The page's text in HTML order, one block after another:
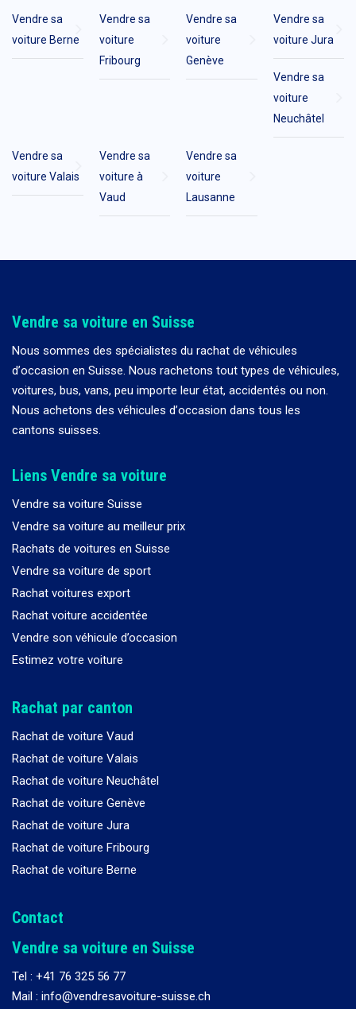
Vendre sa
voiture Berne
Vendre sa
voiture
Fribourg
Vendre sa
voiture
Genève
Vendre sa
voiture Jura
Vendre sa
voiture
Neuchâtel
Vendre sa
voiture Valais
Vendre sa
voiture à
Vaud
Vendre sa
voiture
Lausanne
Vendre sa voiture en Suisse
Nous sommes des spécialistes du rachat de véhicules
d’occasion en Suisse. Nous rachetons tout types de véhicules,
voitures, bus, vans, peu importe leur état, accidentés ou non.
Nous achetons des véhicules d’occasion dans tous les
cantons suisses.
Liens Vendre sa voiture
Vendre sa voiture Suisse
Vendre sa voiture au meilleur prix
Rachats de voitures en Suisse
Vendre sa voiture de sport
Rachat voitures export
Rachat voiture accidentée
Vendre son véhicule d’occasion
Estimez votre voiture
Rachat par canton
Rachat de voiture Vaud
Rachat de voiture Valais
Rachat de voiture Neuchâtel
Rachat de voiture Genève
Rachat de voiture Jura
Rachat de voiture Fribourg
Rachat de voiture Berne
Contact
Vendre sa voiture en Suisse
Tel : +41 76 325 56 77
Mail : info@vendresavoiture-suisse.ch